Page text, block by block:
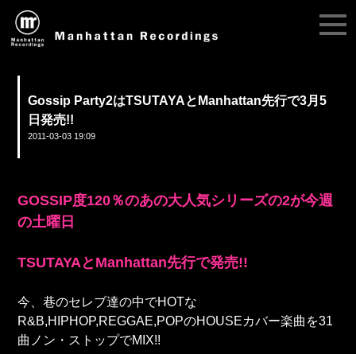
Gossip Party2はTSUTAYAとManhattan先行で3月5
日発売!!
2011-03-03 19:09
GOSSIP度120％のあの大人気シリーズの2が今週
の土曜日
TSUTAYAとManhattan先行で発売!!
今、巷のセレブ達の中でHOTな
R&B,HIPHOP,REGGAE,POPのHOUSEカバー楽曲を31
曲ノン・ストップでMIX!!